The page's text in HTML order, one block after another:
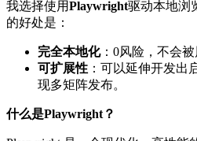
我选择使用Playwright驱动本地浏
的好处是：
完全本地化：0风险，不会被
可扩展性 ：可以延伸开发出
现多矩阵发布。
什么是Playwright？